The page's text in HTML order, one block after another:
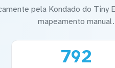
pela Kondado do Tiny
mapeamento manual.
792